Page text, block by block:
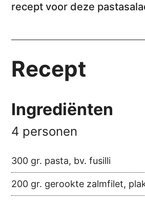
recept voor deze
Recept
Ingrediënten
4 personen
300 gr. pasta, bv. fusilli
200 gr. gerookte zalmfilet,